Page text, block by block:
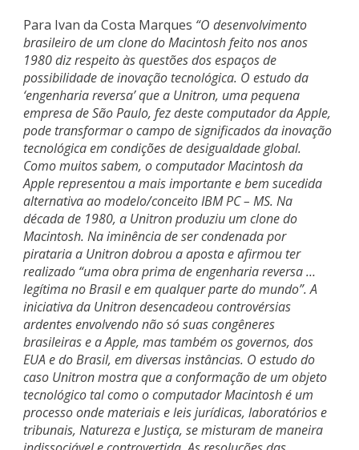
Para Ivan da Costa Marques “O desenvolvimento
brasileiro de um clone do Macintosh feito nos anos
1980 diz respeito às questões dos espaços de
possibilidade de inovação tecnológica. O estudo da
‘engenharia reversa’ que a Unitron, uma pequena
empresa de São Paulo, fez deste computador da Apple,
pode transformar o campo de significados da inovação
tecnológica em condições de desigualdade global.
Como muitos sabem, o computador Macintosh da
Apple representou a mais importante e bem sucedida
alternativa ao modelo/conceito IBM PC – MS. Na
década de 1980, a Unitron produziu um clone do
Macintosh. Na iminência de ser condenada por
pirataria a Unitron dobrou a aposta e afirmou ter
realizado “uma obra prima de engenharia reversa …
legítima no Brasil e em qualquer parte do mundo”. A
iniciativa da Unitron desencadeou controvérsias
ardentes envolvendo não só suas congêneres
brasileiras e a Apple, mas também os governos, dos
EUA e do Brasil, em diversas instâncias. O estudo do
caso Unitron mostra que a conformação de um objeto
tecnológico tal como o computador Macintosh é um
processo onde materiais e leis jurídicas, laboratórios e
tribunais, Natureza e Justiça, se misturam de maneira